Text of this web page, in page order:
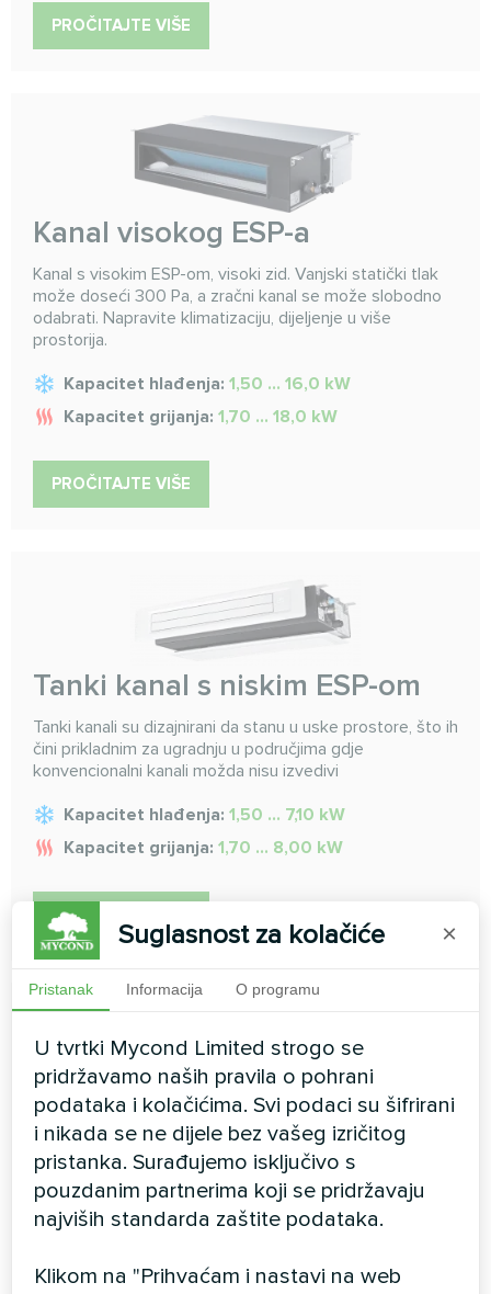
PROČITAJTE VIŠE
Kanal visokog ESP-a
Kanal s visokim ESP-om, visoki zid. Vanjski statički tlak
može doseći 300 Pa, a zračni kanal se može slobodno
odabrati. Napravite klimatizaciju, dijeljenje u više
prostorija.
Kapacitet hlađenja: 1,50 ... 16,0 kW
Kapacitet grijanja: 1,70 ... 18,0 kW
PROČITAJTE VIŠE
Tanki kanal s niskim ESP-om
Tanki kanali su dizajnirani da stanu u uske prostore, što ih
čini prikladnim za ugradnju u područjima gdje
konvencionalni kanali možda nisu izvedivi
Kapacitet hlađenja: 1,50 ... 7,10 kW
Kapacitet grijanja: 1,70 ... 8,00 kW
PROČITAJTE VIŠE
Srednji ESP kanal
Kako bi se osigurala fleksibilnost prilagodbe različitim
uvjetima instalacije
Kapacitet hlađenja:1,5 ... 16 kW
Kapacitet grijanja:
Suglasnost za kolačiće ×
Pristanak Informacija O programu
U tvrtki Mycond Limited strogo se
pridržavamo naših pravila o pohrani
podataka i kolačićima. Svi podaci su šifrirani
i nikada se ne dijele bez vašeg izričitog
pristanka. Surađujemo isključivo s
pouzdanim partnerima koji se pridržavaju
najviših standarda zaštite podataka.
Klikom na "Prihvaćam i nastavi na web